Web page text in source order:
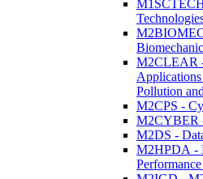
M2CLEAR
Applications
Pollution
M2CPS -
M2CYBER
M2DS -
M2HPDA -